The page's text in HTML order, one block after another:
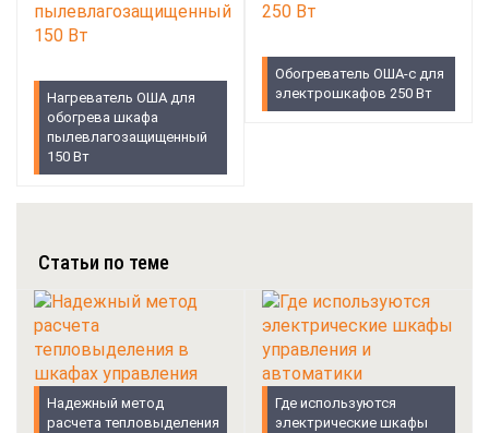
Нагреватель ОША для
обогрева шкафа
пылевлагозащищенный
150 Вт
Обогреватель ОША-с для
электрошкафов 250 Вт
Статьи по теме
Надежный метод
расчета тепловыделения
Где используются
электрические шкафы